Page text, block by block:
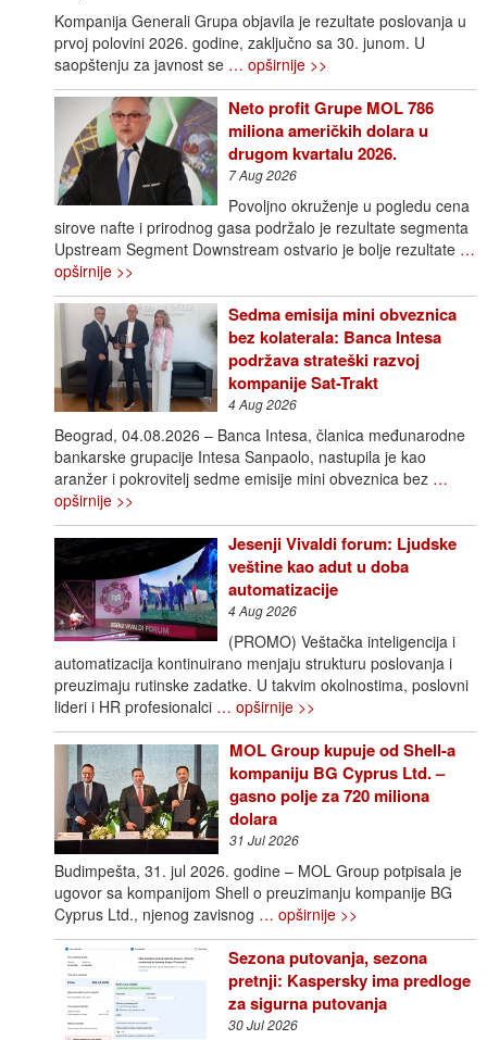
Kompanija Generali Grupa objavila je rezultate poslovanja u
prvoj polovini 2026. godine, zaključno sa 30. junom. U
saopštenju za javnost se … opširnije >>
Neto profit Grupe MOL 786
miliona američkih dolara u
drugom kvartalu 2026.
7 Aug 2026
Povoljno okruženje u pogledu cena
sirove nafte i prirodnog gasa podržalo je rezultate segmenta
Upstream Segment Downstream ostvario je bolje rezultate …
opširnije >>
Sedma emisija mini obveznica
bez kolaterala: Banca Intesa
podržava strateški razvoj
kompanije Sat-Trakt
4 Aug 2026
Beograd, 04.08.2026 – Banca Intesa, članica međunarodne
bankarske grupacije Intesa Sanpaolo, nastupila je kao
aranžer i pokrovitelj sedme emisije mini obveznica bez …
opširnije >>
Jesenji Vivaldi forum: Ljudske
veštine kao adut u doba
automatizacije
4 Aug 2026
(PROMO) Veštačka inteligencija i
automatizacija kontinuirano menjaju strukturu poslovanja i
preuzimaju rutinske zadatke. U takvim okolnostima, poslovni
lideri i HR profesionalci … opširnije >>
MOL Group kupuje od Shell-a
kompaniju BG Cyprus Ltd. –
gasno polje za 720 miliona
dolara
31 Jul 2026
Budimpešta, 31. jul 2026. godine – MOL Group potpisala je
ugovor sa kompanijom Shell o preuzimanju kompanije BG
Cyprus Ltd., njenog zavisnog … opširnije >>
Sezona putovanja, sezona
pretnji: Kaspersky ima predloge
za sigurna putovanja
30 Jul 2026